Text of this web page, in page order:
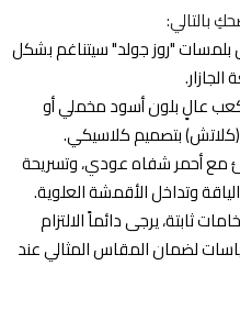
بالتالي:
بلمسات "روز جولد" سيتناغم بشكل
عالٍ بلون أسود مخملي أو
بتصميم كلاسيكي.
أحمر شفاه عودي، وتسريحة
ثابتة، يرجى دائماً الالتزام
لضمان المقاس المثالي عند